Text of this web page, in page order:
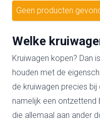
Geen producten
Welke
Kruiwagen kopen? Dan
houden met de
de kruiwagen precies bij
namelijk een ontzettend
die allemaal aan ander